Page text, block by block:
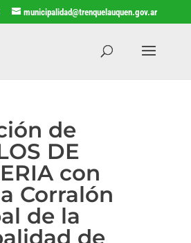
municipalidad@trenquelauquen.gov.ar
de
DE
con
Corralón
de la
de